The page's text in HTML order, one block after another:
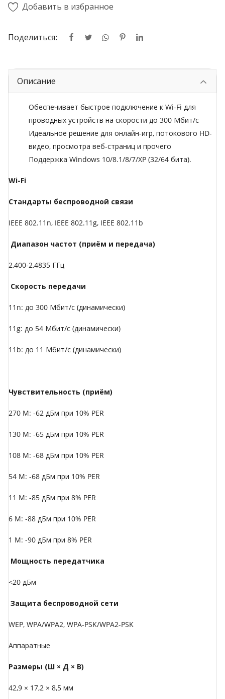
Добавить в избранное
Поделиться:
Описание
Обеспечивает быстрое подключение к Wi-Fi для
проводных устройств на скорости до 300 Мбит/с
Идеальное решение для онлайн-игр, потокового HD-
видео, просмотра веб-страниц и прочего
Поддержка Windows 10/8.1/8/7/XP (32/64 бита).
Wi-Fi
Стандарты беспроводной связи
IEEE 802.11n, IEEE 802.11g, IEEE 802.11b
Диапазон частот (приём и передача)
2,400-2,4835 ГГц
Скорость передачи
11n: до 300 Мбит/с (динамически)
11g: до 54 Мбит/с (динамически)
11b: до 11 Мбит/с (динамически)
Чувствительность (приём)
270 M: -62 дБм при 10% PER
130 M: -65 дБм при 10% PER
108 M: -68 дБм при 10% PER
54 M: -68 дБм при 10% PER
11 M: -85 дБм при 8% PER
6 M: -88 дБм при 10% PER
1 M: -90 дБм при 8% PER
Мощность передатчика
<20 дБм
Защита беспроводной сети
WEP, WPA/WPA2, WPA-PSK/WPA2-PSK
Аппаратные
Размеры (Ш × Д × В)
42,9 × 17,2 × 8,5 мм